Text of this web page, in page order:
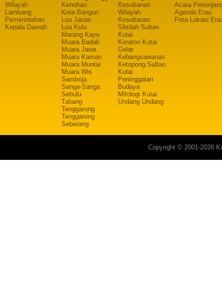
Wilayah
Lambang
Pemerintahan
Kepala Daerah
Kenohan
Kota Bangun
Loa Janan
Loa Kulu
Marang Kayu
Muara Badak
Muara Jawa
Muara Kaman
Muara Muntai
Muara Wis
Samboja
Sanga-Sanga
Sebulu
Tabang
Tenggarong
Tenggarong
Seberang
Kesultanan
Wilayah
Kesultanan
Silsilah Sultan
Kutai
Keraton Kutai
Gelar
Kebangsawanan
Ketopong Sultan
Kutai
Peninggalan
Budaya
Mitologi Kutai
Undang Undang
Acara
Agenda Erau
Peta Lokasi
Copyright © 2001-2026